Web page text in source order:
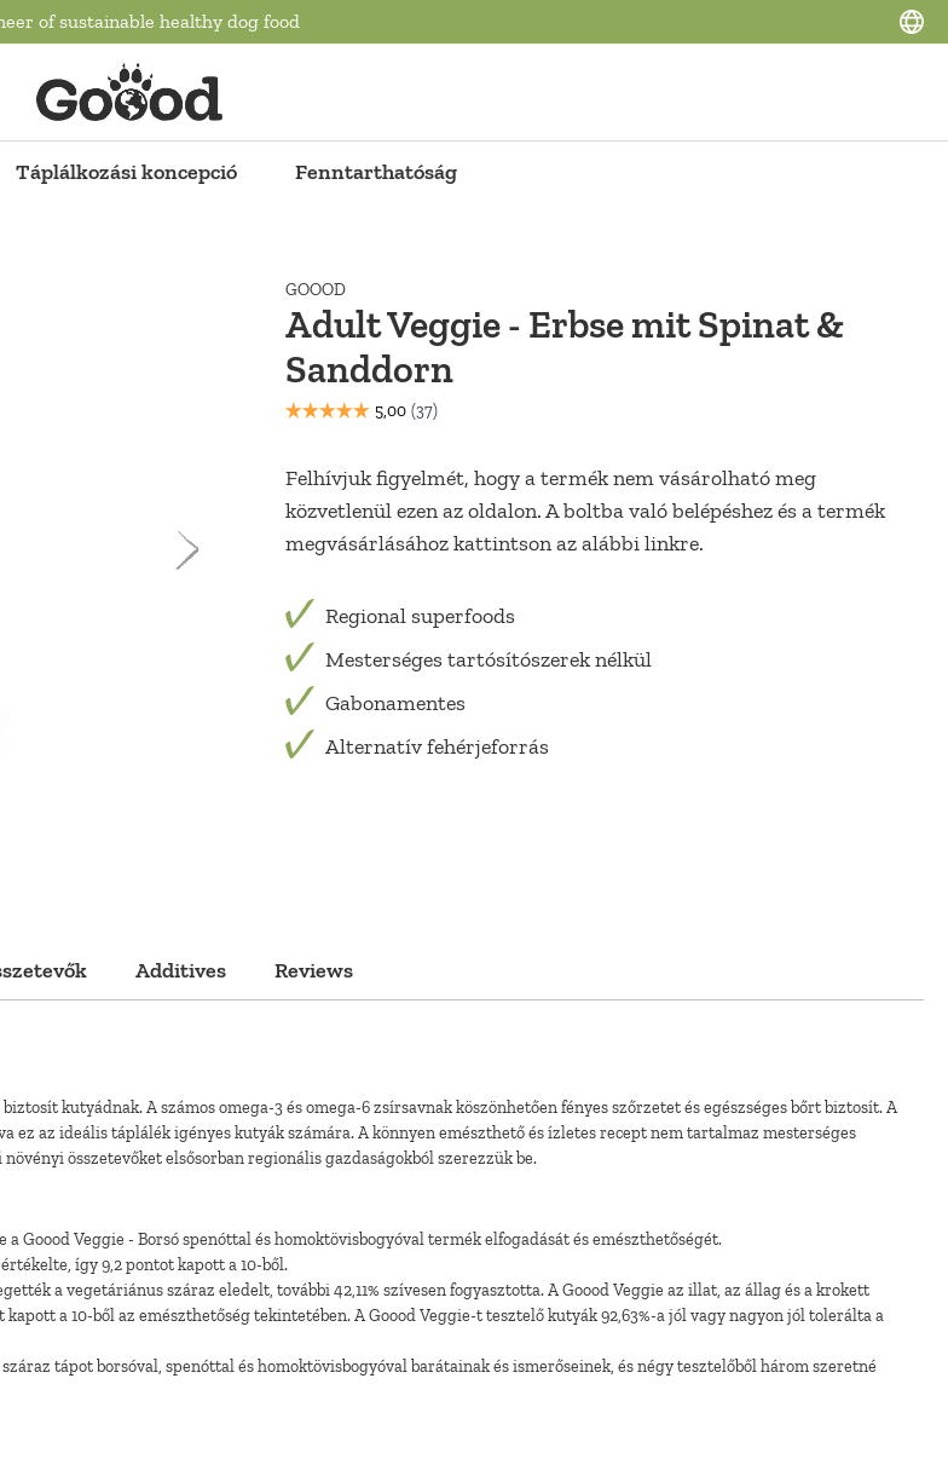
of sustainable healthy dog food
Táplálkozási koncepció Fenntarthatóság
GOOOD
Adult Veggie - Erbse mit Spinat &
Sanddorn
Felhívjuk figyelmét, hogy a termék nem vásárolható meg
közvetlenül ezen az oldalon. A boltba való belépéshez és a termék
megvásárlásához kattintson az alábbi linkre.
Regional superfoods
Mesterséges tartósítószerek nélkül
Gabonamentes
Alternatív fehérjeforrás
Additives Reviews
kutyádnak. A számos omega-3 és omega-6 zsírsavnak köszönhetően fényes szőrzetet és egészséges bőrt biztosít. A
az ideális táplálék igényes kutyák számára. A könnyen emészthető és ízletes recept nem tartalmaz mesterséges
összetevőket elsősorban regionális gazdaságokból szerezzük be.
Veggie - Borsó spenóttal és homoktövisbogyóval termék elfogadását és emészthetőségét.
így 9,2 pontot kapott a 10-ből.
a vegetáriánus száraz eledelt, további 42,11% szívesen fogyasztotta. A Goood Veggie az illat, az állag és a krokett
a 10-ből az emészthetőség tekintetében. A Goood Veggie-t tesztelő kutyák 92,63%-a jól vagy nagyon jól tolerálta a
tápot borsóval, spenóttal és homoktövisbogyóval barátainak és ismerőseinek, és négy tesztelőből három szeretné